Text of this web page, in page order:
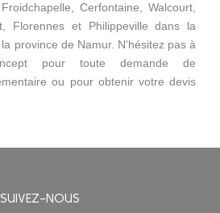
Cerfontaine, Walcourt,
Florennes et Philippeville dans la
province de Namur. N'hésitez pas à
pour toute demande de
ou pour obtenir votre devis
SUIVEZ-NOUS